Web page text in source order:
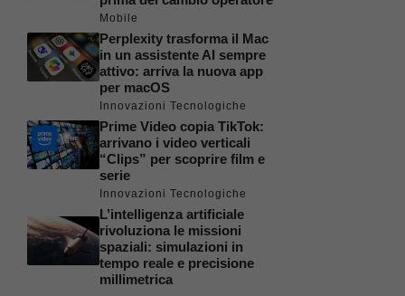
Mobile
Perplexity trasforma il Mac
in un assistente AI sempre
attivo: arriva la nuova app
per macOS
Innovazioni Tecnologiche
Prime Video copia TikTok:
arrivano i video verticali
“Clips” per scoprire film e
serie
Innovazioni Tecnologiche
L’intelligenza artificiale
rivoluziona le missioni
spaziali: simulazioni in
tempo reale e precisione
millimetrica